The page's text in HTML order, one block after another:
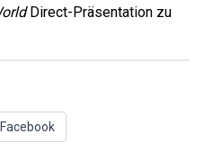
Direct-Präsentation zu
Facebook